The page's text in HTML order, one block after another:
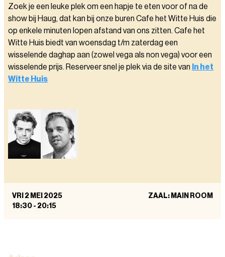
Zoek je een leuke plek om een hapje te eten voor of na de
show bij Haug, dat kan bij onze buren Cafe het Witte Huis die
op enkele minuten lopen afstand van ons zitten. Cafe het
Witte Huis biedt van woensdag t/m zaterdag een
wisselende daghap aan (zowel vega als non vega) voor een
wisselende prijs. Reserveer snel je plek via de site van In het
Witte Huis
VRI 2 MEI 2025
18:30 - 20:15
ZAAL: MAIN ROOM